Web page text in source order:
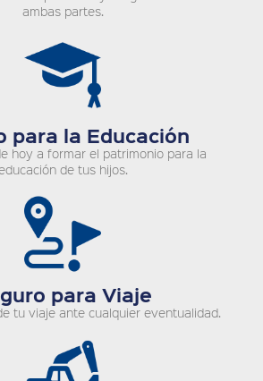
ambas partes.
para la Educación
hoy a formar el patrimonio para la
de tus hijos.
para Viaje
tu viaje ante cualquier eventualidad.